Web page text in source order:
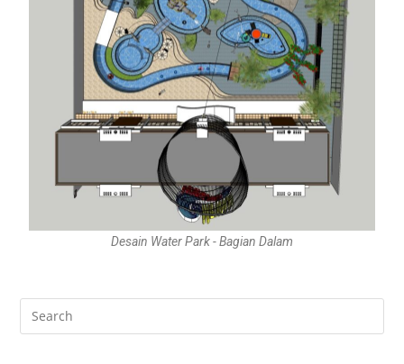
Desain Water Park - Bagian Dalam